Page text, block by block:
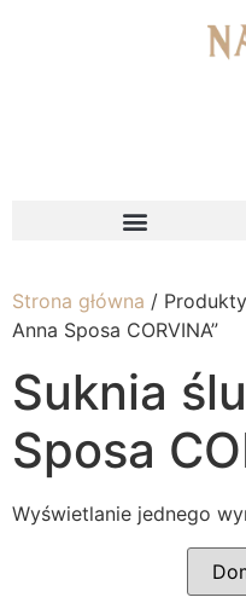
Strona główna /
Anna Sposa CORVINA”
Suknia
Sposa
Wyświetlanie jednego